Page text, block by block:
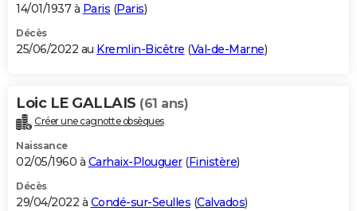
14/01/1937 à Paris (Paris)
Décès
25/06/2022 au Kremlin-Bicêtre (Val-de-Marne)
Loic LE GALLAIS (61 ans)
Créer une cagnotte obsèques
Naissance
02/05/1960 à Carhaix-Plouguer(Finistère)
Décès
29/04/2022 à Condé-sur-Seulles (Calvados)